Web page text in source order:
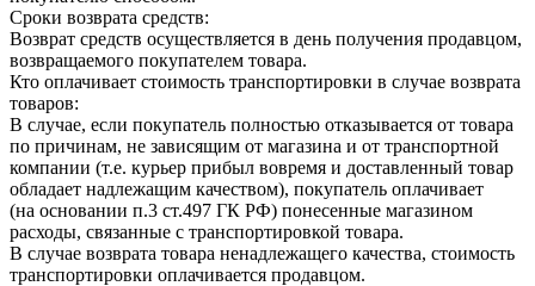
Сроки возврата средств:
Возврат средств осуществляется в день получения продавцом,
возвращаемого покупателем товара.
Кто оплачивает стоимость транспортировки в случае возврата
товаров:
В случае, если покупатель полностью отказывается от товара
по причинам, не зависящим от магазина и от транспортной
компании (т.е. курьер прибыл вовремя и доставленный товар
обладает надлежащим качеством), покупатель оплачивает
(на основании п.3 ст.497 ГК РФ) понесенные магазином
расходы, связанные с транспортировкой товара.
В случае возврата товара ненадлежащего качества, стоимость
транспортировки оплачивается продавцом.